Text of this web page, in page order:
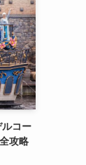
ルコー
攻略